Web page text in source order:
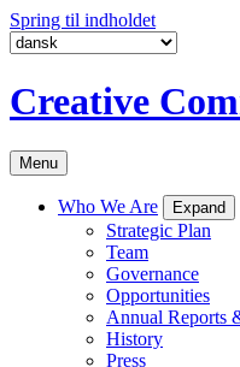
Spring til indholdet
Creative
Menu
Who We Are Expand
Strategic Plan
Team
Governance
Opportunities
Annual Reports
History
Press